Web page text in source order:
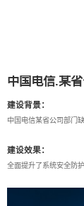
中国电信.某
建设背景：
中国电信某省公司部门
建设效果：
全面提升了系统安全防护